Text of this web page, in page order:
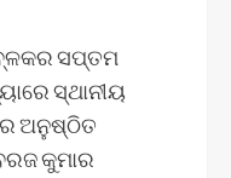
ସପ୍ତମ
ସ୍ଥାନୀୟ
ଅନୁଷ୍ଠିତ
କୁମାର